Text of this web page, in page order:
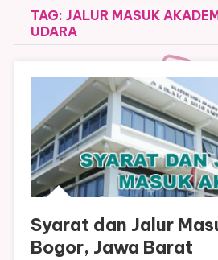
TAG: JALUR MASUK
UDARA
Syarat dan Jalur
Bogor, Jawa Barat